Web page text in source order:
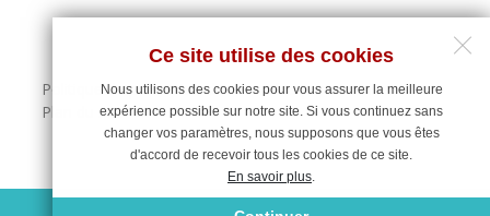
Ce site utilise des cookies
Nous utilisons des cookies pour vous assurer la meilleure
expérience possible sur notre site. Si vous continuez sans
changer vos paramètres, nous supposons que vous êtes
d'accord de recevoir tous les cookies de ce site.
En savoir plus.
Politique de protection des données personnelles
Plan du site